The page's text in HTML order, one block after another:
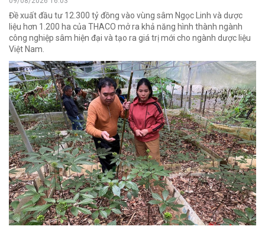
Đề xuất đầu tư 12.300 tỷ đồng vào vùng sâm Ngọc Linh và dược
liệu hơn 1.200 ha của THACO mở ra khả năng hình thành ngành
công nghiệp sâm hiện đại và tạo ra giá trị mới cho ngành dược liệu
Việt Nam.